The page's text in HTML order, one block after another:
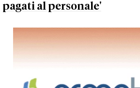
pagati al personale'